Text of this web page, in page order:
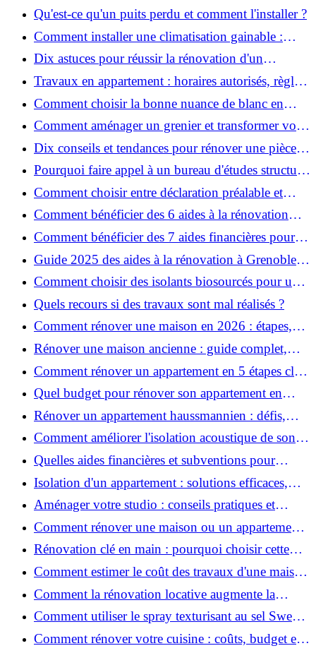
Qu'est-ce qu'un puits perdu et comment l'installer ?
Comment installer une climatisation gainable :
coût, étapes et conseils ?
Dix astuces pour réussir la rénovation d'un
appartement
Travaux en appartement : horaires autorisés, règles
et bonnes pratiques
Comment choisir la bonne nuance de blanc en
décoration et éviter les pièges ?
Comment aménager un grenier et transformer vos
combles en espace habitable ?
Dix conseils et tendances pour rénover une pièce
de la maison
Pourquoi faire appel à un bureau d'études structure
pour garantir la sécurité de vos rénovations ?
Comment choisir entre déclaration préalable et
permis de construire pour vos travaux ?
Comment bénéficier des 6 aides à la rénovation
énergétique à Grenoble ?
Comment bénéficier des 7 aides financières pour la
rénovation énergétique à Voiron ?
Guide 2025 des aides à la rénovation à Grenoble et
Voiron : MaPrimeRénov’, CEE, aides locales
Comment choisir des isolants biosourcés pour une
rénovation écologique ?
Quels recours si des travaux sont mal réalisés ?
Comment rénover une maison en 2026 : étapes,
coûts et conseils ?
Rénover une maison ancienne : guide complet,
étapes, budget et astuces
Comment rénover un appartement en 5 étapes clés
?
Quel budget pour rénover son appartement en
2026 ?
Rénover un appartement haussmannien : défis,
conseils pratiques et estimation des prix
Comment améliorer l'isolation acoustique de son
appartement ?
Quelles aides financières et subventions pour
rénover votre appartement en 2026 ?
Isolation d'un appartement : solutions efficaces,
prix et conseils
Aménager votre studio : conseils pratiques et
erreurs à éviter
Comment rénover une maison ou un appartement
avec 50 000 € : budget, étapes et astuces ?
Rénovation clé en main : pourquoi choisir cette
solution et à quoi faire attention ?
Comment estimer le coût des travaux d'une maison
?
Comment la rénovation locative augmente la
rentabilité de votre parc immobilier ?
Comment utiliser le spray texturisant au sel Sweet
Salt pour des cheveux effet plage ?
Comment rénover votre cuisine : coûts, budget et